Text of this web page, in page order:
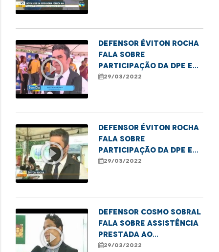
play_circle_outline
Defensor Éviton Rocha
fala sobre
participação da DPE em
ação social realizada
29/03/2022
play_circle_outline
Defensor Éviton Rocha
fala sobre
participação da DPE em
ação social realizada
29/03/2022
play_circle_outline
Defensor Cosmo Sobral
fala sobre assistência
prestada ao
adolescente que
29/03/2022